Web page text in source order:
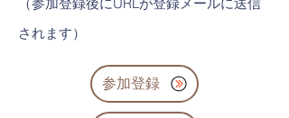
されます）
参加登録